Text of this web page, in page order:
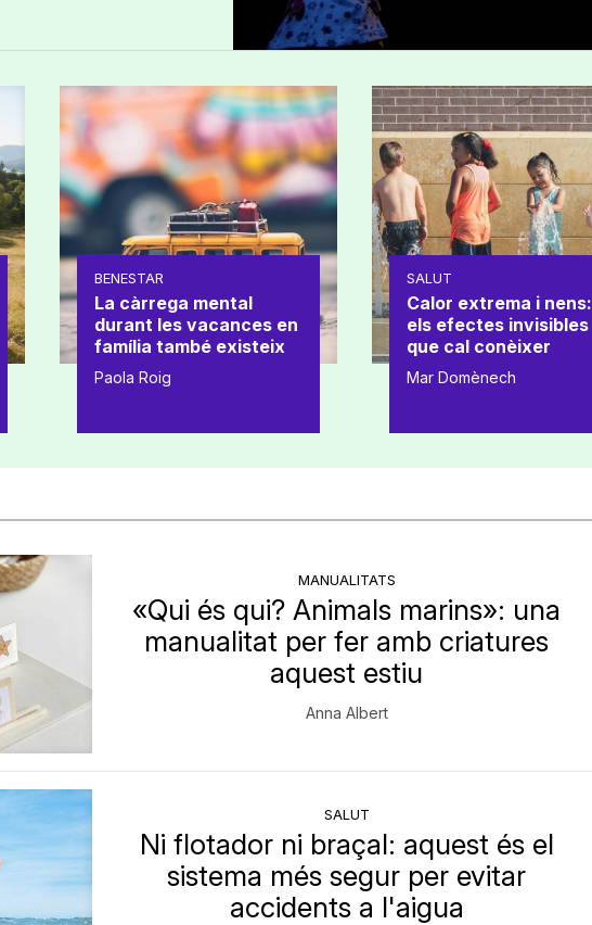
BENESTAR
La càrrega mental
durant les vacances en
família també existeix
Paola Roig
SALUT
Calor extrema i nens:
els efectes invisibles
que cal conèixer
Mar Domènech
MANUALITATS
«Qui és qui? Animals marins»: una
manualitat per fer amb criatures
aquest estiu
Anna Albert
SALUT
Ni flotador ni braçal: aquest és el
sistema més segur per evitar
accidents a l'aigua